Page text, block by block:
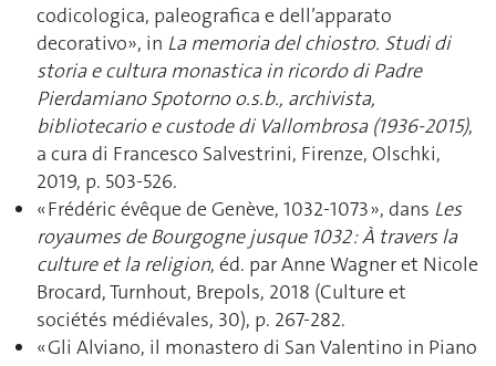
codicologica, paleografica e dell’apparato
decorativo», in La memoria del chiostro. Studi di
storia e cultura monastica in ricordo di Padre
Pierdamiano Spotorno o.s.b., archivista,
bibliotecario e custode di Vallombrosa (1936-2015),
a cura di Francesco Salvestrini, Firenze, Olschki,
2019, p. 503-526.
« Frédéric évêque de Genève, 1032-1073 », dans Les
royaumes de Bourgogne jusque 1032 :À travers la
culture et la religion, éd. par Anne Wagner et Nicole
Brocard, Turnhout, Brepols, 2018 (Culture et
sociétés médiévales, 30), p. 267-282.
« Gli Alviano, il monastero di San Valentino in Piano